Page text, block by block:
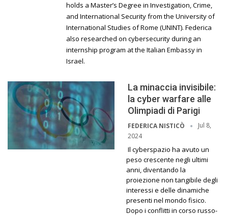
holds a Master’s Degree in Investigation, Crime,
and International Security from the University of
International Studies of Rome (UNINT). Federica
also researched on cybersecurity during an
internship program at the Italian Embassy in
Israel.
La minaccia invisibile:
la cyber warfare alle
Olimpiadi di Parigi
FEDERICA NISTICÒ
Jul 8,
2024
Il cyberspazio ha avuto un
peso crescente negli ultimi
anni, diventando la
proiezione non tangibile degli
interessi e delle dinamiche
presenti nel mondo fisico.
Dopo i conflitti in corso russo-